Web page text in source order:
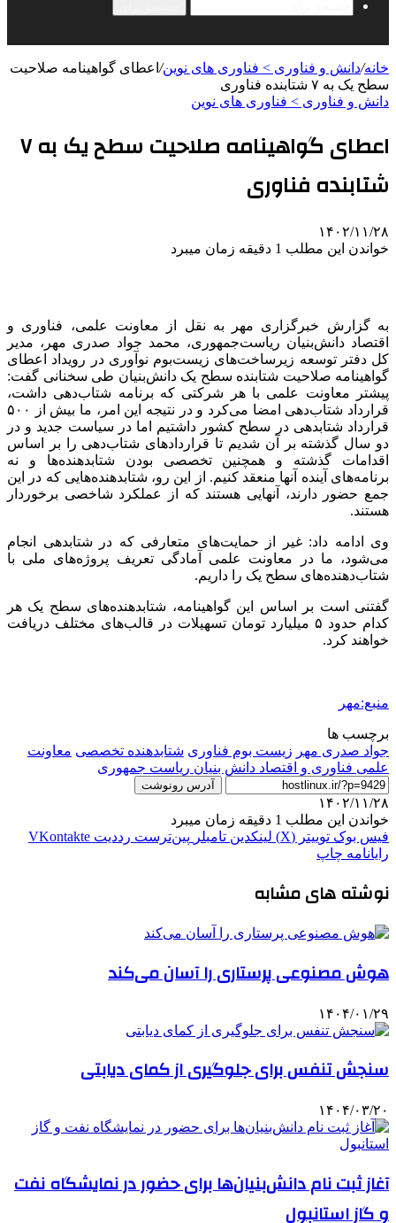
خانه/دانش و فناوری > فناوری های نوین/ اعطای گواهینامه صلاحیت
سطح یک به ۷ شتابنده فناوری
دانش و فناوری > فناوری های نوین
اعطای گواهینامه صلاحیت سطح یک به ۷
شتابنده فناوری
۱۴۰۲/۱۱/۲۸
خواندن این مطلب 1 دقیقه زمان میبرد
به گزارش خبرگزاری مهر به نقل از معاونت علمی، فناوری و
اقتصاد دانش‌بنیان ریاست‌جمهوری، محمد جواد صدری‌ مهر، مدیر
کل دفتر توسعه زیرساخت‌های زیست‌بوم نوآوری در رویداد اعطای
گواهینامه صلاحیت شتابنده سطح یک دانش‌بنیان طی سخنانی گفت:
پیشتر معاونت علمی با هر شرکتی که برنامه شتاب‌دهی داشت،
قرارداد شتاب‌دهی امضا می‌کرد و در نتیجه این امر، ما بیش از ۵۰۰
قرارداد شتابدهی در سطح کشور داشتیم اما در سیاست جدید و در
دو سال گذشته بر آن شدیم تا قراردادهای شتاب‌دهی را بر اساس
اقدامات گذشته و همچنین تخصصی بودن شتابدهنده‌ها و نه
برنامه‌های آینده آنها منعقد کنیم. از این رو، شتابدهنده‌هایی که در این
جمع حضور دارند، آنهایی هستند که از عملکرد شاخصی برخوردار
هستند.
وی ادامه داد: غیر از حمایت‌های متعارفی که در شتابدهی انجام
می‌شود، ما در معاونت علمی آمادگی تعریف پروژه‌های ملی با
شتاب‌دهنده‌های سطح یک را داریم.
گفتنی است بر اساس این گواهینامه، شتابدهنده‌های سطح یک هر
کدام حدود ۵ میلیارد تومان تسهیلات در قالب‌های مختلف دریافت
خواهند کرد.
منبع:مهر
برچسب ها
جواد صدری مهر زیست بوم فناوری شتابدهنده تخصصی معاونت
علمی فناوری و اقتصاد دانش بنیان ریاست جمهوری
آدرس رونوشت
۱۴۰۲/۱۱/۲۸
خواندن این مطلب 1 دقیقه زمان میبرد
فیس بوک توییتر (X) لینکدین ‫تامبلر ‫پین‌ترست ‫رددیت ‫VKontakte
رایانامه چاپ
نوشته های مشابه
هوش مصنوعی پرستاری را آسان می‌کند
۱۴۰۴/۰۱/۲۹
سنجش تنفس برای جلوگیری از کمای دیابتی
۱۴۰۴/۰۳/۲۰
آغاز ثبت نام دانش‌بنیان‌ها برای حضور در نمایشگاه نفت
و گاز استانبول